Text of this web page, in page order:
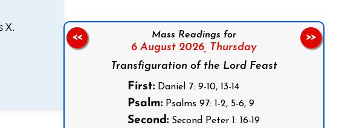
X.
Mass Readings for
6 August 2026, Thursday
Transfiguration of the Lord Feast
First: Daniel 7: 9-10, 13-14
Psalm: Psalms 97: 1-2, 5-6, 9
Second: Second Peter 1: 16-19
<< >>